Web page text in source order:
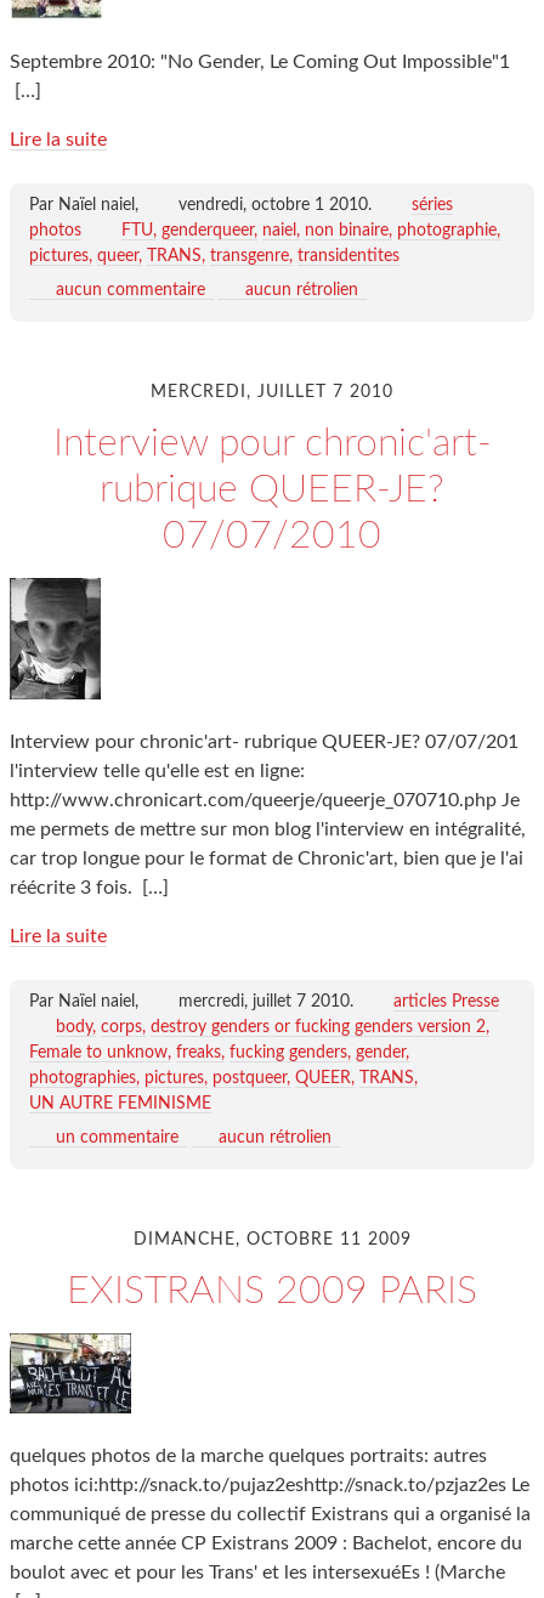
Septembre 2010: "No Gender, Le Coming Out Impossible"1
[…]
Lire la suite
Par Naïel naiel, vendredi, octobre 1 2010.
séries
photos
FTU genderqueer naiel non binaire photographie
pictures queer TRANS transgenre transidentites
aucun commentaire
aucun rétrolien
MERCREDI, JUILLET 7 2010
Interview pour chronic'art-
rubrique QUEER-JE?
07/07/2010
Interview pour chronic'art- rubrique QUEER-JE? 07/07/201
l'interview telle qu'elle est en ligne:
http://www.chronicart.com/queerje/queerje_070710.php Je
me permets de mettre sur mon blog l'interview en intégralité,
car trop longue pour le format de Chronic'art, bien que je l'ai
réécrite 3 fois.
[…]
Lire la suite
Par Naïel naiel, mercredi, juillet 7 2010.
articles Presse
body corps destroy genders or fucking genders version 2
Female to unknow freaks fucking genders gender
photographies pictures postqueer QUEER
TRANS
UN AUTRE FEMINISME
un commentaire
aucun rétrolien
DIMANCHE, OCTOBRE 11 2009
EXISTRANS 2009 PARIS
quelques photos de la marche quelques portraits: autres
photos ici:http://snack.to/pujaz2eshttp://snack.to/pzjaz2es Le
communiqué de presse du collectif Existrans qui a organisé la
marche cette année CP Existrans 2009 : Bachelot, encore du
boulot avec et pour les Trans' et les intersexuéEs ! (Marche